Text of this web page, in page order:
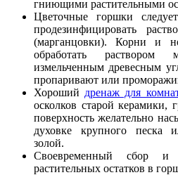
гниющими растительными
Цветочные горшки
продезинфицировать
(марганцовки). Корни и
обработать раствором
измельченным древесным
пропаривают или
Хороший дренаж для
осколков старой керамики,
поверхность желательно
духовке крупного песка
золой.
Своевременный сбор и
растительных остатков в